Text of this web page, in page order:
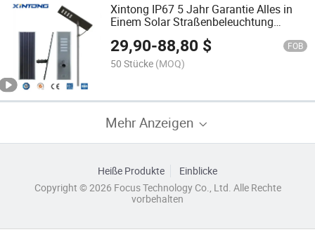
Xintong IP67 5 Jahr Garantie Alles in
Einem Solar Straßenbeleuchtung
29,90-88,80 $ FOB
50 Stücke (MOQ)
Mehr Anzeigen
Heiße Produkte
Einblicke
Copyright © 2026 Focus Technology Co., Ltd. Alle Rechte
vorbehalten